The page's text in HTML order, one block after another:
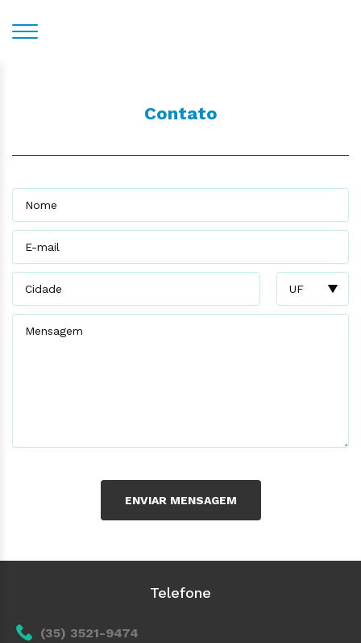
Contato
Nome
E-mail
Cidade UF
Mensagem
Telefone
(35) 3521-9474